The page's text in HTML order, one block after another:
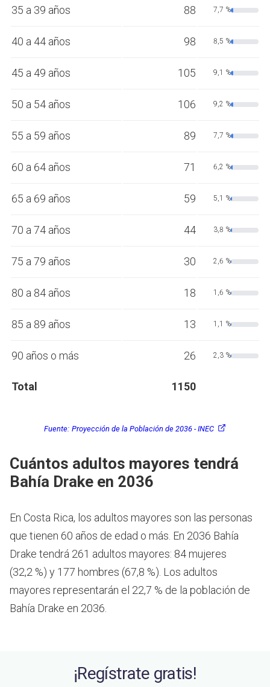
35 a 39 años 88 7,7 %
40 a 44 años 98 8,5 %
45 a 49 años 105 9,1 %
50 a 54 años 106 9,2 %
55 a 59 años 89 7,7 %
60 a 64 años 71 6,2 %
65 a 69 años 59 5,1 %
70 a 74 años 44 3,8 %
75 a 79 años 30 2,6 %
80 a 84 años 18 1,6 %
85 a 89 años 13 1,1 %
90 años o más 26 2,3 %
Total 1150
Fuente: Proyección de la Población de 2036 - INEC
Cuántos adultos mayores tendrá
Bahía Drake en 2036
En Costa Rica, los adultos mayores son las personas
que tienen 60 años de edad o más. En 2036 Bahía
Drake tendrá 261 adultos mayores: 84 mujeres
(32,2 %) y 177 hombres (67,8 %). Los adultos
mayores representarán el 22,7 % de la población de
Bahía Drake en 2036.
¡Regístrate gratis!